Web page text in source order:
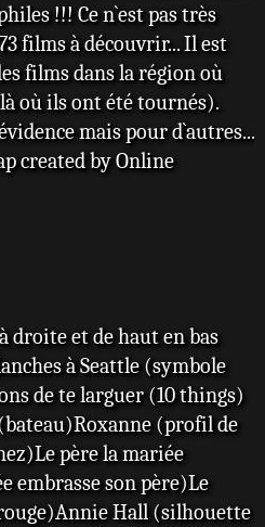
!!! Ce n`est pas très
films à découvrir... Il est
films dans la région où
où ils ont été tournés).
mais pour d`autres...
created by Online
droite et de haut en bas
à Seattle (symbole
de te larguer (10 things)
(profil de
père la mariée
embrasse son père)Le
Hall (silhouette